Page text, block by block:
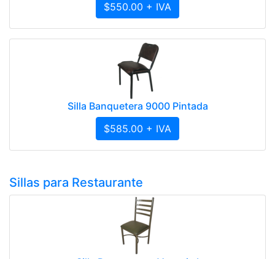
$550.00 + IVA
Silla Banquetera 9000 Pintada
$585.00 + IVA
Sillas para Restaurante